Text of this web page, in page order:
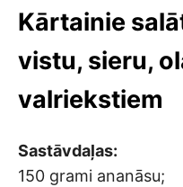
Kārtainie
vistu, sieru,
valriekstiem
Sastāvdaļas:
150 grami ananāsu;